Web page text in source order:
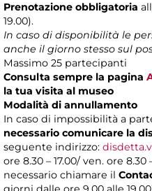
Prenotazione obbligatoria
19.00).
In caso di disponibilità le
anche il giorno stesso sul
Massimo 25 partecipanti
Consulta sempre la pagina
la tua visita al museo
Modalità di annullamento
In caso di impossibilità a
necessario comunicare la
seguente indirizzo:
ore 8.30 – 17.00/ ven. ore 8.30
necessario chiamare il